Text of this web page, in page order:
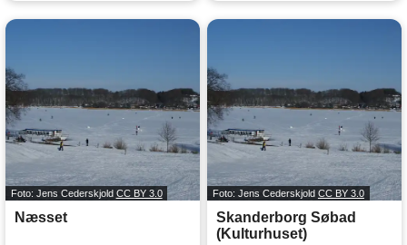
Foto: Jens Cederskjold CC BY 3.0
Næsset
Foto: Jens Cederskjold CC BY 3.0
Skanderborg Søbad
(Kulturhuset)